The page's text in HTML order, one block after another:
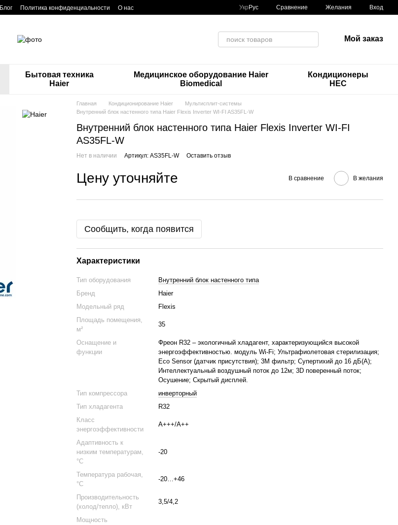
Блог Политика конфиденциальности О нас Укр Рус Сравнение Желания Вход
Мой заказ
Бытовая техника
Haier
Медицинское оборудование Haier
Biomedical
Кондиционеры
HEC
Главная Кондиционирование Haier
Мультисплит-системы
Внутренний блок настенного типа Haier Flexis Inverter WI-FI AS35FL-W
Внутренний блок настенного типа Haier Flexis Inverter WI-FI
AS35FL-W
Нет в наличии Артикул: AS35FL-W Оставить отзыв
Цену уточняйте В сравнение В желания
Сообщить, когда появится
Характеристики
Тип оборудования
Внутренний блок настенного типа
Бренд
Haier
Модельный ряд
Flexis
Площадь помещения,
м²
35
Оснащение и
функции
Фреон R32 – экологичный хладагент, характеризующийся высокой
энергоэффективностью. модуль Wi-Fi; Ультрафиолетовая стерилизация;
Eco Sensor (датчик присутствия); 3М фильтр; Супертихий до 16 дБ(А);
Интеллектуальный воздушный поток до 12м; 3D поверенный поток;
Осушение; Скрытый дисплей.
Тип компрессора
инверторный
Тип хладагента
R32
Класс
энергоэффективности
A+++/A++
Адаптивность к
низким температурам,
°С
-20
Температура рабочая,
°С
-20…+46
Производительность
(холод/тепло), кВт
3,5/4,2
Мощность